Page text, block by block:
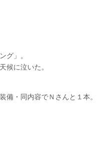
グ」。
候に泣いた。
備・同内容でＮさんと１本。